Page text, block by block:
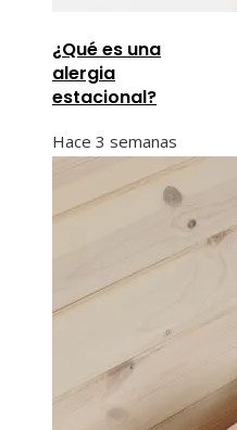
¿Qué es una
alergia
estacional?
Hace 3 semanas